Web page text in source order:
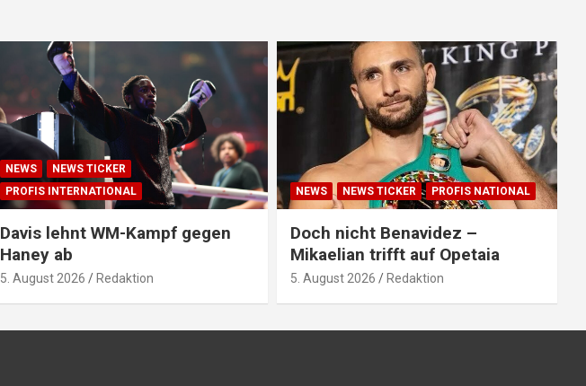
NEWS
NEWS TICKER
PROFIS INTERNATIONAL
Davis lehnt WM-Kampf gegen
Haney ab
5. August 2026 Redaktion
NEWS NEWS TICKER PROFIS NATIONAL
Doch nicht Benavidez –
Mikaelian trifft auf Opetaia
5. August 2026 Redaktion